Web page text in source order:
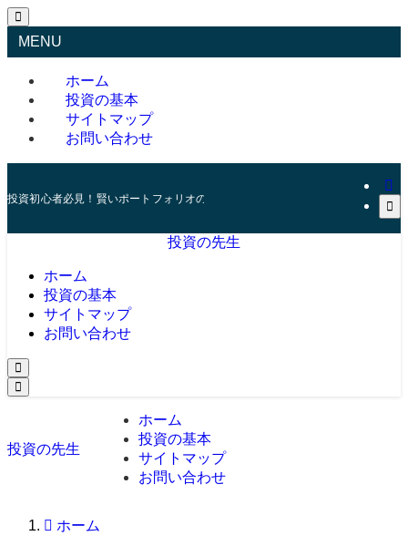
MENU
ホーム
投資の基本
サイトマップ
お問い合わせ
投資初心者必見！賢いポートフォリオの組み方とリスク管理の秘訣
投資の先生
ホーム
投資の基本
サイトマップ
お問い合わせ
投資の先生
ホーム
投資の基本
サイトマップ
お問い合わせ
ホーム